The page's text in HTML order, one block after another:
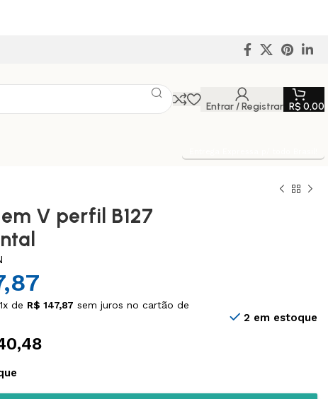
Entrar / Registrar R$ 0,00
V perfil B127
1x de R$ 147,87 sem juros no cartão de
2 em estoque